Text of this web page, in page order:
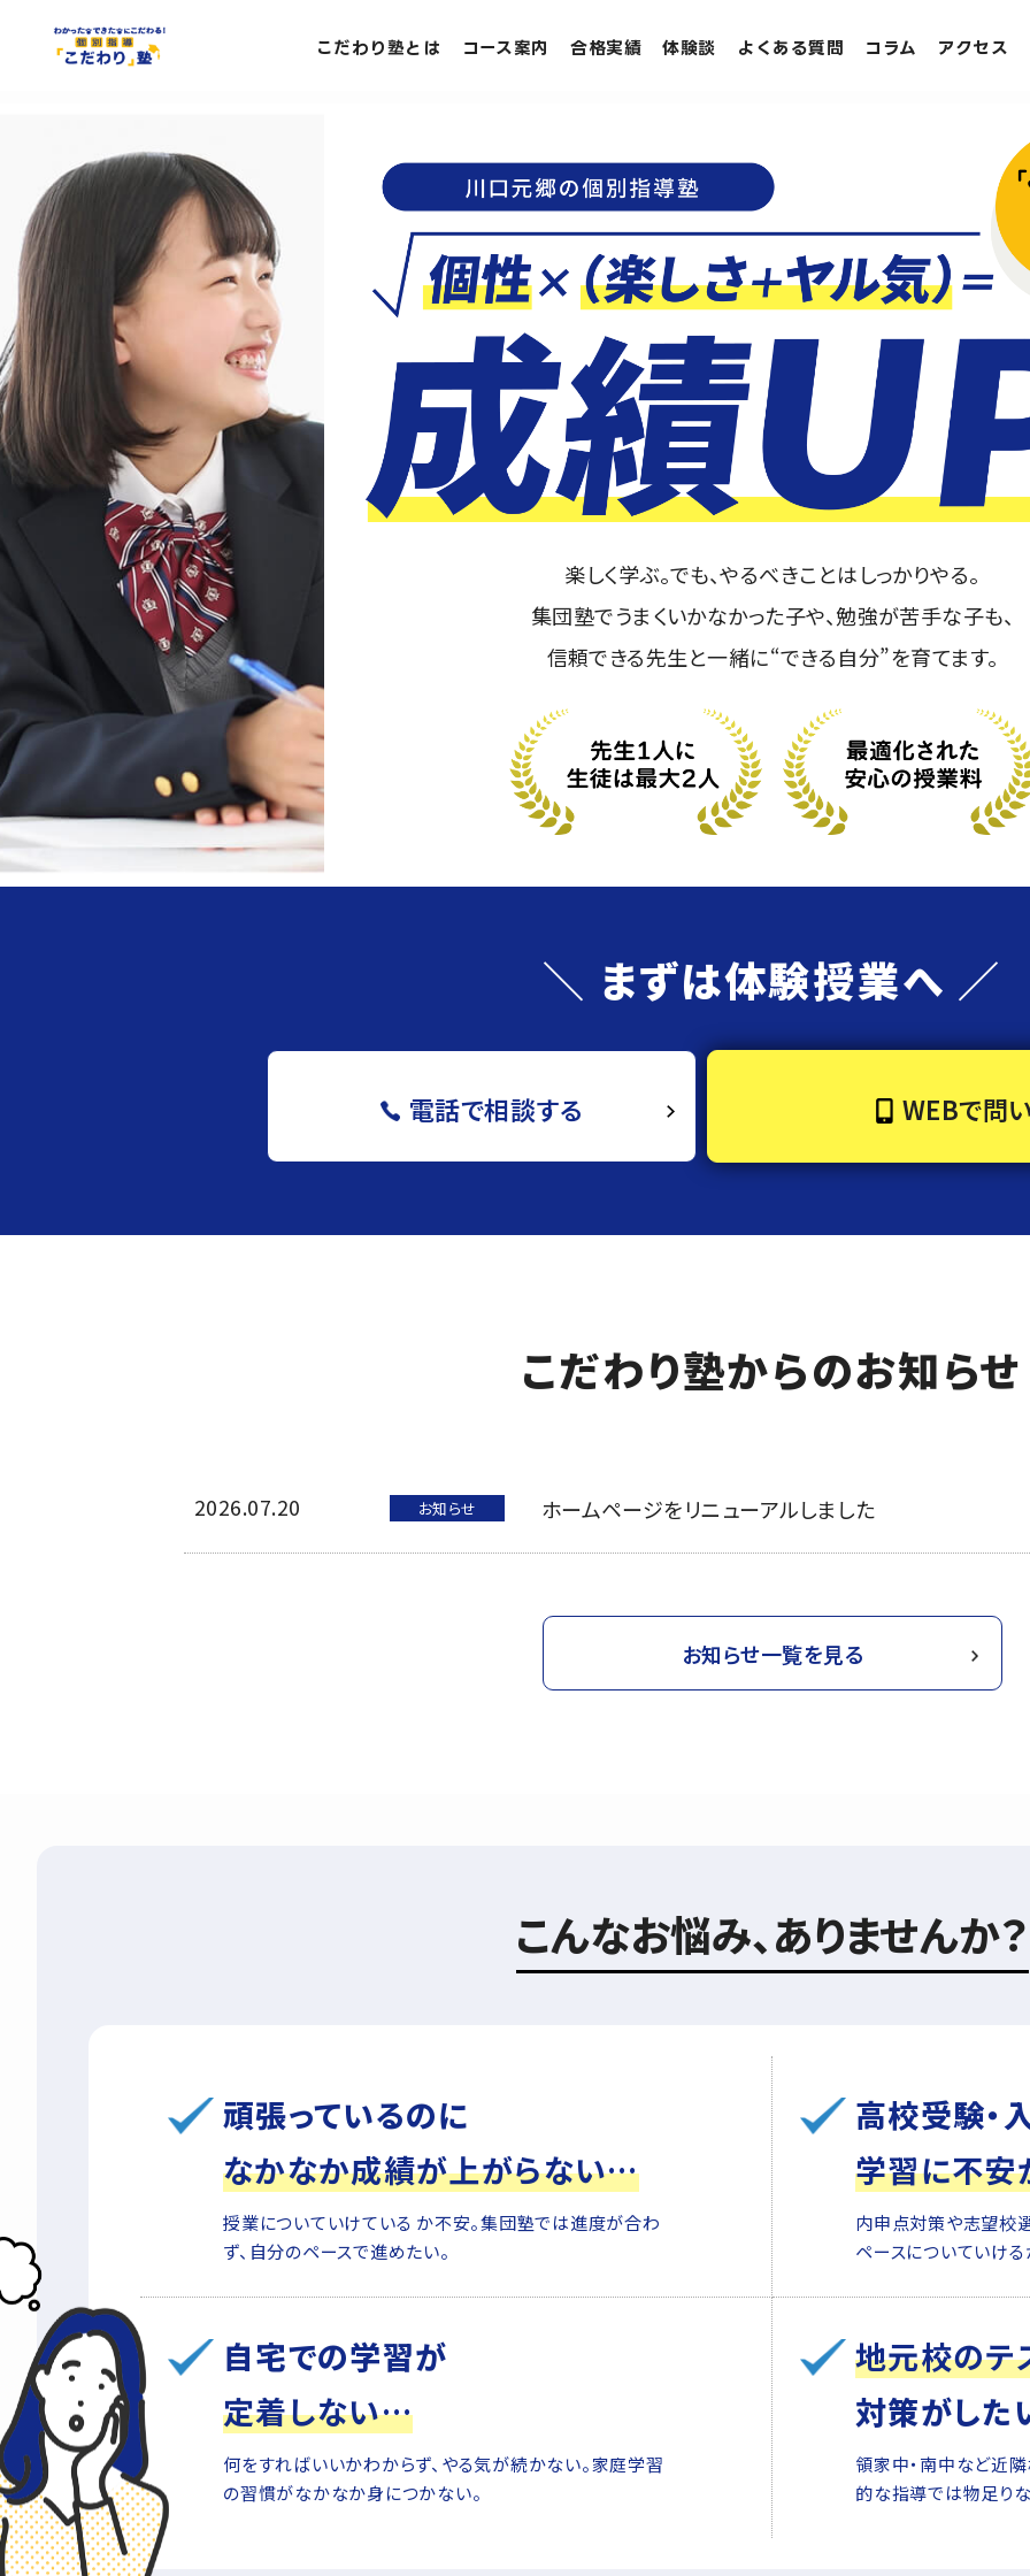
こだわり塾とは コース案内 合格実績 体験談 よくある質問 コラム アクセス
楽しく学ぶ。でも、やるべきことはしっかりやる。
集団塾でうまくいかなかった子や、勉強が苦手な子も、
信頼できる先生と一緒に“できる自分”を育てます。
＼ まずは体験授業へ ／
電話で相談する WEBで問
こだわり塾からのお知らせ
2026.07.20 お知らせ ホームページをリニューアルしました
お知らせ一覧を見る
こんなお悩み、ありませんか？
頑張っているのに
なかなか成績が上がらない…
授業についていけている か不安。集団塾では進度が合わ
ず、自分のペースで進めたい。
高校受験・
学習に不
内申点対策や志望校
ペースについていける
自宅での学習が
定着しない…
何をすればいいかわからず、やる気が続かない。家庭学習
の習慣がなかなか身につかない。
地元校のテ
対策がした
領家中・南中など近
的な指導では物足りな